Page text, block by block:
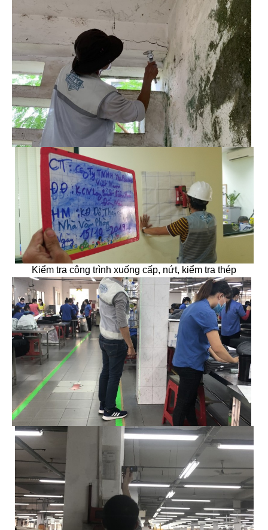
Kiểm tra công trình xuống cấp, nứt, kiểm tra thép